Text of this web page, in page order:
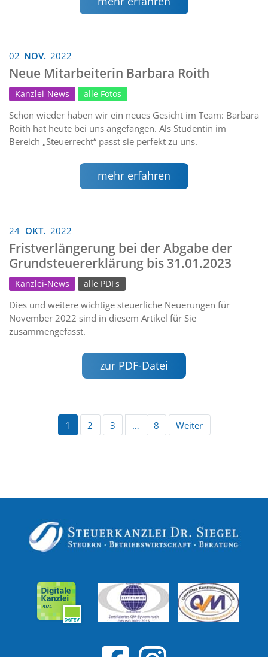
02 NOV. 2022
Neue Mitarbeiterin Barbara Roith
Kanzlei-News alle Fotos
Schon wieder haben wir ein neues Gesicht im Team: Barbara
Roith hat heute bei uns angefangen. Als Studentin im
Bereich „Steuerrecht“ passt sie perfekt zu uns.
mehr erfahren
24 OKT. 2022
Fristverlängerung bei der Abgabe der
Grundsteuererklärung bis 31.01.2023
Kanzlei-News alle PDFs
Dies und weitere wichtige steuerliche Neuerungen für
November 2022 sind in diesem Artikel für Sie
zusammengefasst.
zur PDF-Datei
1 2 3 … 8 Weiter